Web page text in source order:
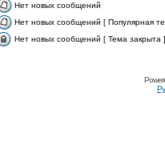
Нет новых сообщений
Нет новых сообщений [ Популярная
Нет новых сообщений [ Тема закрыта ]